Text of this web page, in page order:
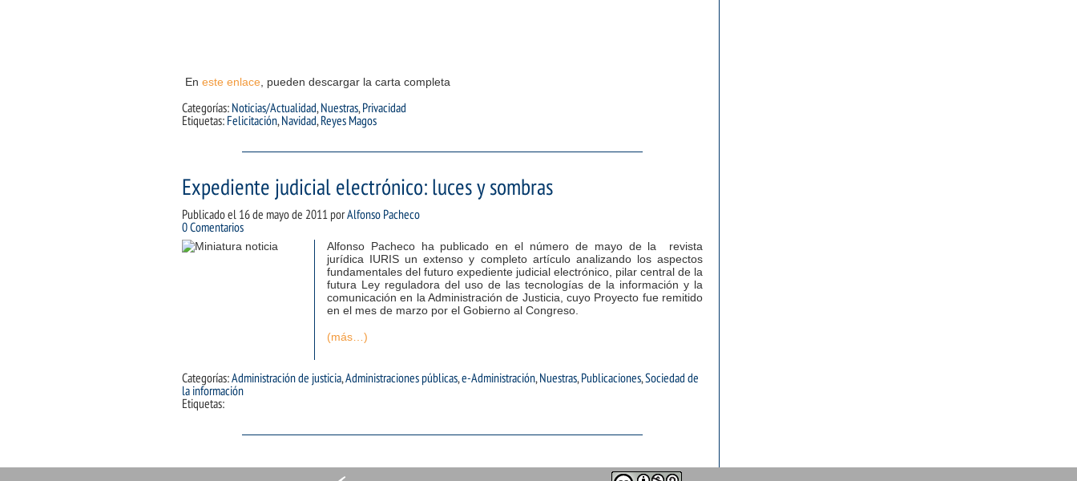
En este enlace , pueden descargar la carta completa
Categorías: Noticias/Actualidad,Nuestras,Privacidad
Etiquetas: Felicitación,Navidad,Reyes Magos
Expediente judicial electrónico: luces y sombras
Publicado el 16 de mayo de 2011 porAlfonso Pacheco
0 Comentarios
Alfonso Pacheco ha publicado en el número de mayo de la revista
jurídica IURIS un extenso y completo artículo analizando los aspectos
fundamentales del futuro expediente judicial electrónico, pilar central de la
futura Ley reguladora del uso de las tecnologías de la información y la
comunicación en la Administración de Justicia, cuyo Proyecto fue remitido
en el mes de marzo por el Gobierno al Congreso.
(más…)
Categorías:Administración de justicia,Administraciones públicas,e-Administración,Nuestras,Publicaciones,Sociedad de
la información
Etiquetas: